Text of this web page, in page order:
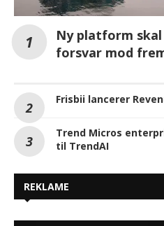
Ny platform
forsvar mod
Frisbii lancerer
Trend Micros
til TrendAI
REKLAME